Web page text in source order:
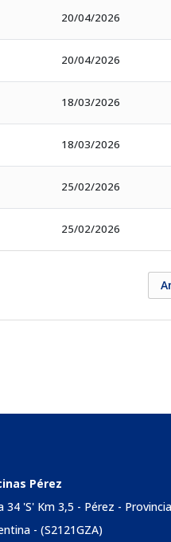
20/04/2026
20/04/2026
18/03/2026
18/03/2026
25/02/2026
25/02/2026
Pérez
34 'S' Km 3,5 - Pérez -
- (S2121GZA)